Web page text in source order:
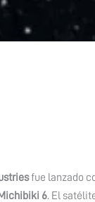
fue lanzado
Michibiki 6. El